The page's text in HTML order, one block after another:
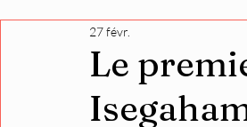
Le
27 févr.